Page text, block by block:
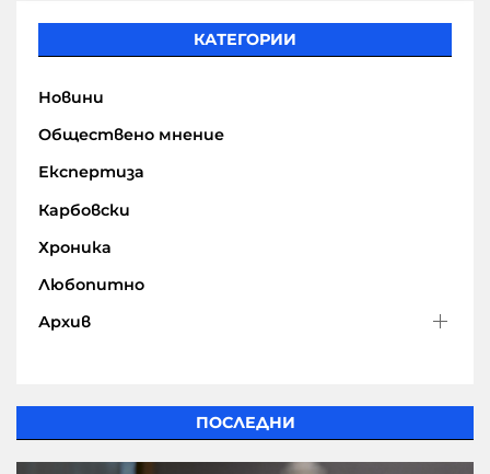
КАТЕГОРИИ
Новини
Обществено мнение
Експертиза
Карбовски
Хроника
Любопитно
Архив
ПОСЛЕДНИ